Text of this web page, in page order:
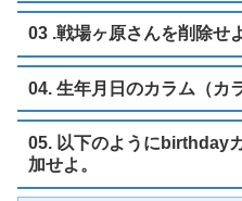
03 .戦場ヶ原さんを削除せよ
04. 生年月日のカラム（カ
05. 以下のようにbirthday
加せよ。